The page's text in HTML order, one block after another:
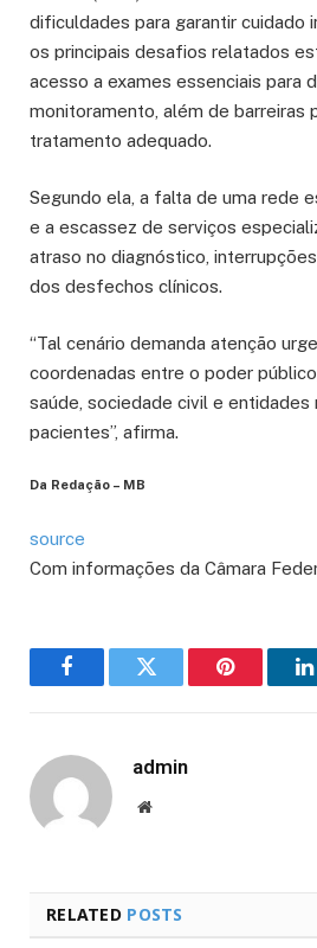
dificuldades para garantir cuidado
os principais desafios relatados
acesso a exames essenciais para
monitoramento, além de barreiras
tratamento adequado.
Segundo ela, a falta de uma rede
e a escassez de serviços
atraso no diagnóstico,
dos desfechos clínicos.
“Tal cenário demanda atenção
coordenadas entre o poder
saúde, sociedade civil e
pacientes”, afirma.
Da Redação – MB
source
Com informações da Câmara
FacebookTwitter Pinterest
admin
Website
RELATED POSTS